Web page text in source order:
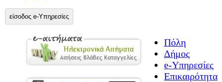
είσοδος e-Υπηρεσίες
Πόλη
Δήμος
e-Υπηρεσίες
Επικαιρότητα